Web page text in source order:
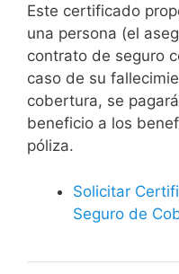
Este certificado
una persona (el
contrato de seguro
caso de su
cobertura, se
beneficio a los
póliza.
Solicitar
Seguro de